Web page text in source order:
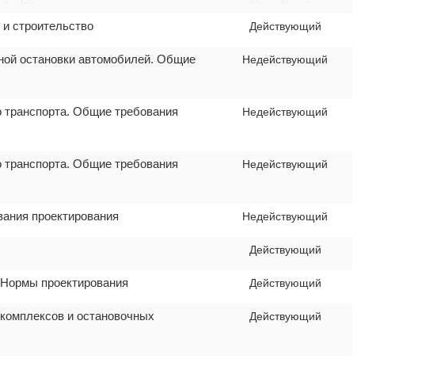
строительство Действующий
остановки автомобилей. Общие
Недействующий
Общие требования
Недействующий
Общие требования
Недействующий
проектирования Недействующий
Действующий
проектирования Действующий
и остановочных
Действующий